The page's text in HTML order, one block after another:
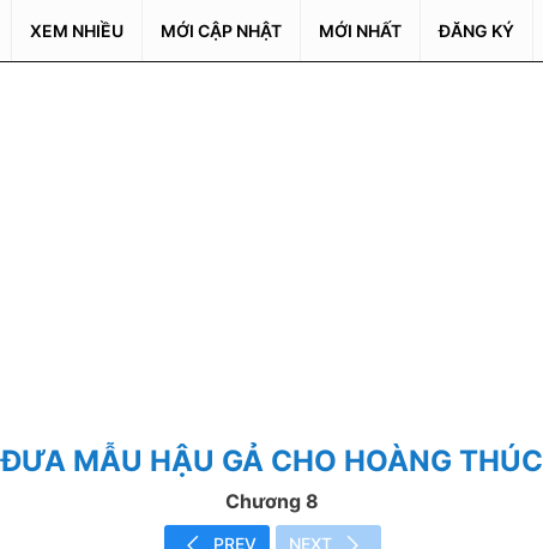
XEM NHIỀU MỚI CẬP NHẬT MỚI NHẤT ĐĂNG KÝ
ĐƯA MẪU HẬU GẢ CHO HOÀNG THÚC
Chương 8
PREV NEXT